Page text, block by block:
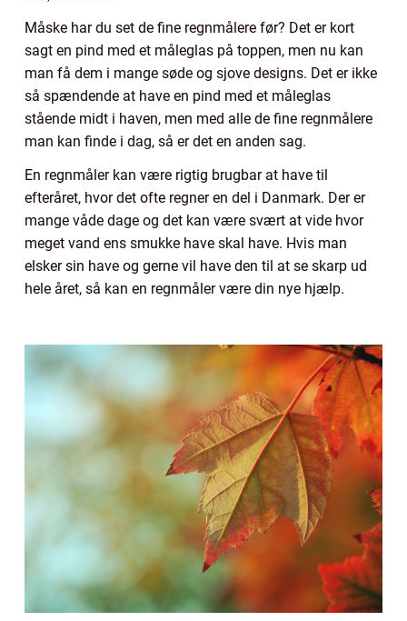
Måske har du set de fine regnmålere før? Det er kort
sagt en pind med et måleglas på toppen, men nu kan
man få dem i mange søde og sjove designs. Det er ikke
så spændende at have en pind med et måleglas
stående midt i haven, men med alle de fine regnmålere
man kan finde i dag, så er det en anden sag.
En regnmåler kan være rigtig brugbar at have til
efteråret, hvor det ofte regner en del i Danmark. Der er
mange våde dage og det kan være svært at vide hvor
meget vand ens smukke have skal have. Hvis man
elsker sin have og gerne vil have den til at se skarp ud
hele året, så kan en regnmåler være din nye hjælp.